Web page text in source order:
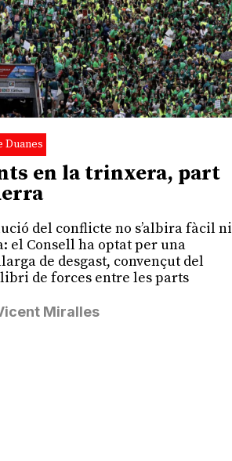
Duanes
en la trinxera, part
del conflicte no s’albira fàcil ni
el Consell ha optat per una
de desgast, convençut del
de forces entre les parts
Miralles